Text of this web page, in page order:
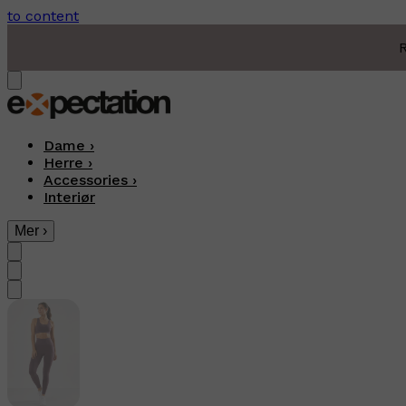
to content
Dame ›
Herre ›
Accessories ›
Interiør
Mer ›